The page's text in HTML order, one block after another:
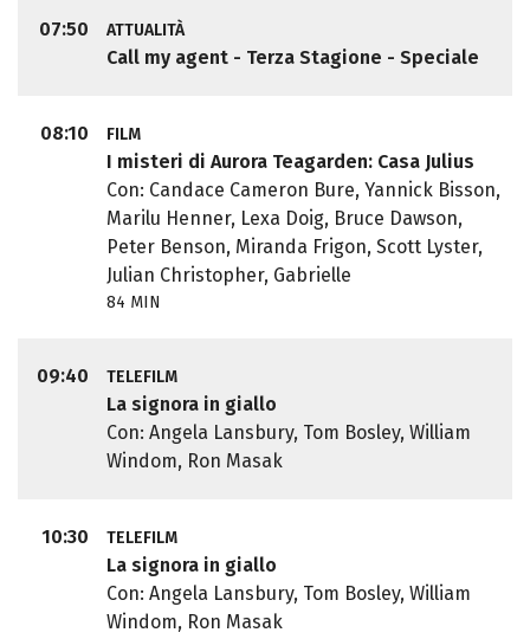
07:50 ATTUALITÀ
Call my agent - Terza Stagione - Speciale
08:10 FILM
I misteri di Aurora Teagarden: Casa Julius
Con: Candace Cameron Bure, Yannick Bisson,
Marilu Henner, Lexa Doig, Bruce Dawson,
Peter Benson, Miranda Frigon, Scott Lyster,
Julian Christopher, Gabrielle
84 MIN
09:40 TELEFILM
La signora in giallo
Con: Angela Lansbury, Tom Bosley, William
Windom, Ron Masak
10:30 TELEFILM
La signora in giallo
Con: Angela Lansbury, Tom Bosley, William
Windom, Ron Masak